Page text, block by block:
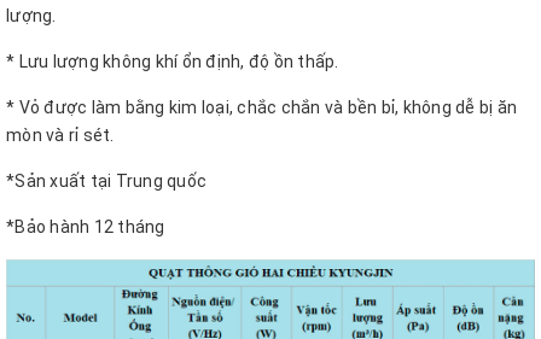
lượng.
* Lưu lượng không khí ổn định, độ ồn thấp.
* Vỏ được làm bằng kim loại, chắc chắn và bền bỉ, không dễ bị ăn
mòn và rỉ sét.
*Sản xuất tại Trung quốc
*Bảo hành 12 tháng